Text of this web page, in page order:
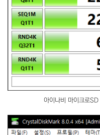
아이나비 마이크로